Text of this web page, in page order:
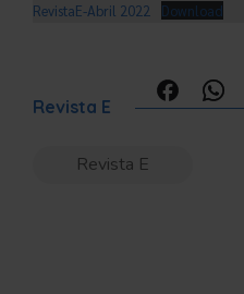
RevistaE-Abril 2022 Download
Revista E
Revista E